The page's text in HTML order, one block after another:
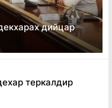
дийцар
теркалдир